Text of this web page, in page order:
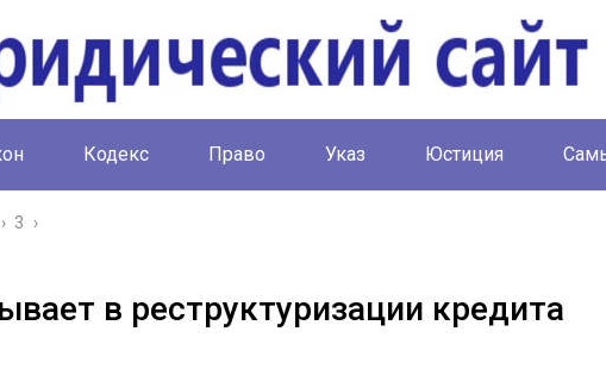
Кодекс Право Указ Юстиция
› 3 ›
в реструктуризации кредита